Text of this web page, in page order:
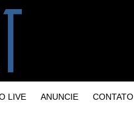
LIVE ANUNCIE CONTATO